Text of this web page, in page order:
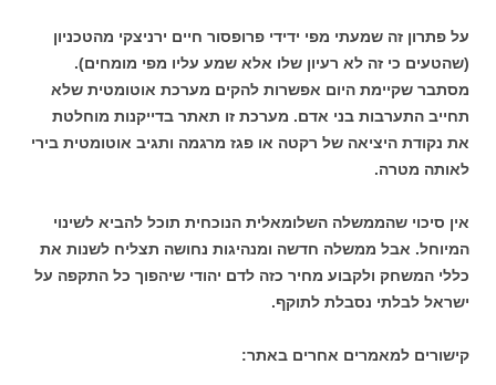
על פתרון זה שמעתי מפי ידידי פרופסור חיים ירניצקי מהטכניון
(שהטעים כי זה לא רעיון שלו אלא שמע עליו מפי מומחים).
מסתבר שקיימת היום אפשרות להקים מערכת אוטומטית שלא
תחייב התערבות בני אדם. מערכת זו תאתר בדייקנות מוחלטת
את נקודת היציאה של רקטה או פגז מרגמה ותגיב אוטומטית בירי
לאותה מטרה.
אין סיכוי שהממשלה השלומאלית הנוכחית תוכל להביא לשינוי
המיוחל. אבל ממשלה חדשה ומנהיגות נחושה תצליח לשנות את
כללי המשחק ולקבוע מחיר כזה לדם יהודי שיהפוך כל התקפה על
ישראל לבלתי נסבלת לתוקף.
קישורים למאמרים אחרים באתר: